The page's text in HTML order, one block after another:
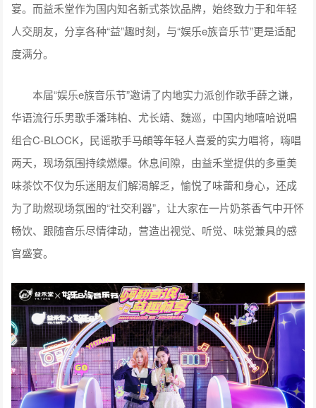
宴。而益禾堂作为国内知名新式茶饮品牌，始终致力于和年轻
人交朋友，分享各种“益”趣时刻，与“娱乐e族音乐节”更是适配
度满分。
本届“娱乐e族音乐节”邀请了内地实力派创作歌手薛之谦，
华语流行乐男歌手潘玮柏、尤长靖、魏巡，中国内地嘻哈说唱
组合C-BLOCK，民谣歌手马頔等年轻人喜爱的实力唱将，嗨唱
两天，现场氛围持续燃爆。休息间隙，由益禾堂提供的多重美
味茶饮不仅为乐迷朋友们解渴解乏，愉悦了味蕾和身心，还成
为了助燃现场氛围的“社交利器”，让大家在一片奶茶香气中开怀
畅饮、跟随音乐尽情律动，营造出视觉、听觉、味觉兼具的感
官盛宴。